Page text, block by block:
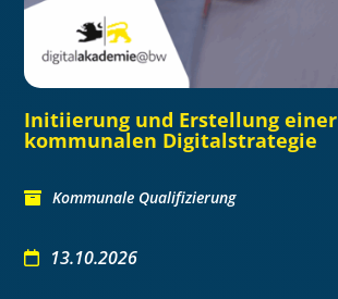
Initiierung und Erstellung einer
kommunalen Digitalstrategie
Kommunale Qualifizierung
13.10.2026